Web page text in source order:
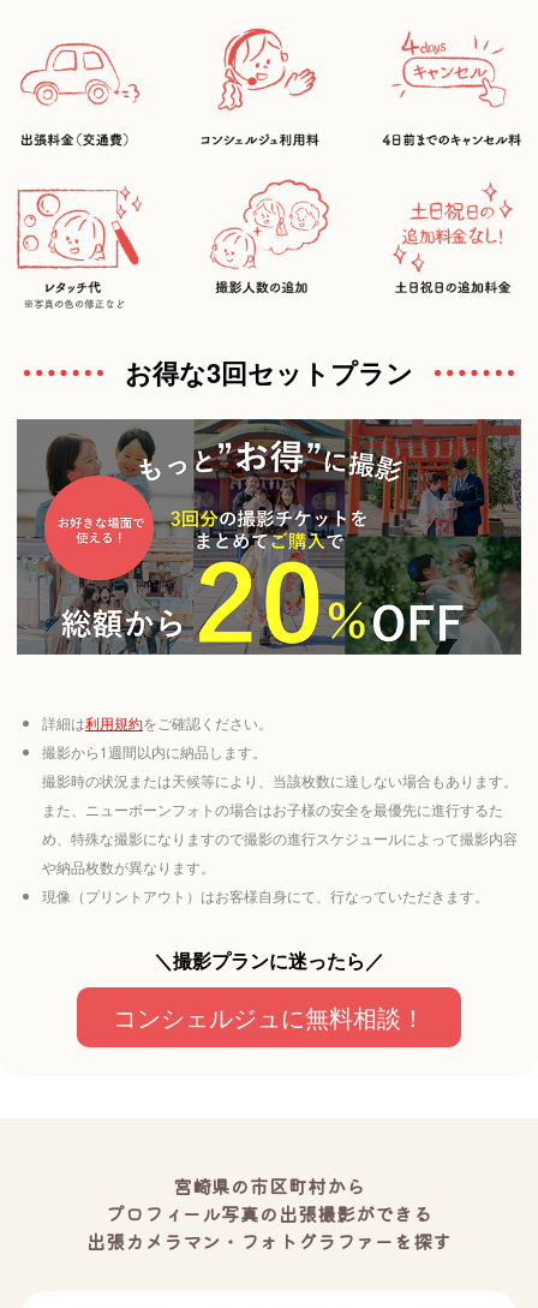
お得な3回セットプラン
詳細は利用規約をご確認ください。
撮影から1週間以内に納品します。
撮影時の状況または天候等により、当該枚数に達しない場合もあります。
また、ニューボーンフォトの場合はお子様の安全を最優先に進行するた
め、特殊な撮影になりますので撮影の進行スケジュールによって撮影内容
や納品枚数が異なります。
現像（プリントアウト）はお客様自身にて、行なっていただきます。
＼撮影プランに迷ったら／
コンシェルジュに無料相談！
宮崎県の市区町村から
プロフィール写真の出張撮影ができる
出張カメラマン・フォトグラファーを探す